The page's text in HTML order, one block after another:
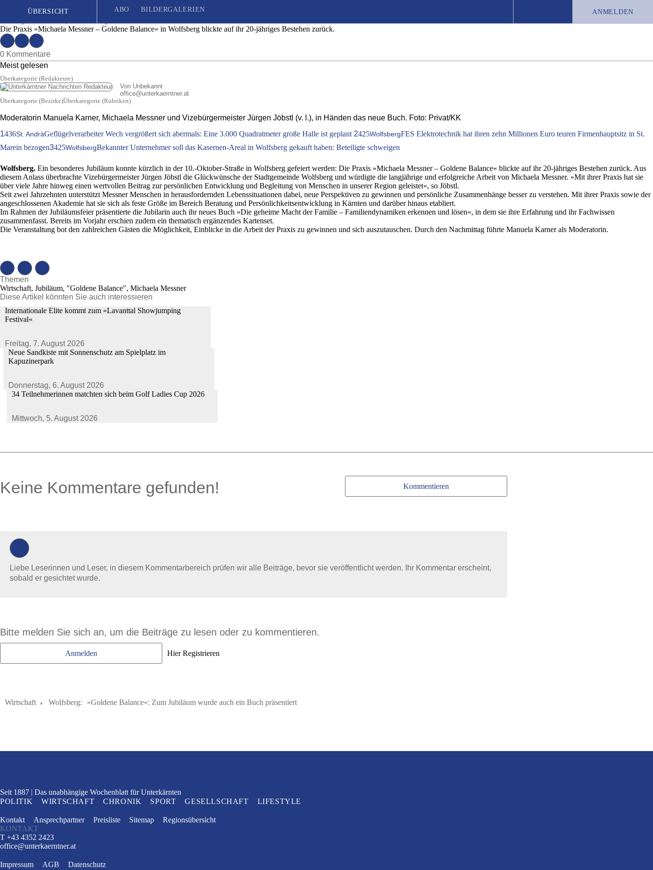
ÜBERSICHT ABO BILDERGALERIEN ANMELDEN
Seit 1887| Das unabhängige Wochenblatt für Unterkärnten
»Goldene Balance«: Zum Jubiläum wurde auch ein Buch präsentiert
Ausgabe 25 | Montag, 22. Juni 2026
Die Praxis »Michaela Messner – Goldene Balance« in Wolfsberg blickte auf ihr 20-jähriges Bestehen zurück.
0 Kommentare
Meist gelesen
Überkategorie (Redakteure)
Von Unbekannt
office@unterkaerntner.at
Überkategorie (Bezirke)Überkategorie (Rubriken)
Moderatorin Manuela Karner, Michaela Messner und Vizebürgermeister Jürgen Jöbstl (v. l.), in Händen das neue Buch. Foto: Privat/KK
1436St. AndräGeflügelverarbeiter Wech vergrößert sich abermals: Eine 3.000 Quadratmeter große Halle ist geplant 2425WolfsbergFES Elektrotechnik hat ihren zehn Millionen Euro teuren Firmenhauptsitz in St.
Marein bezogen3425WolfsbergBekannter Unternehmer soll das Kasernen-Areal in Wolfsberg gekauft haben: Beteiligte schweigen
Wolfsberg. Ein besonderes Jubiläum konnte kürzlich in der 10.-Oktober-Straße in Wolfsberg gefeiert werden: Die Praxis »Michaela Messner – Goldene Balance« blickte auf ihr 20-jähriges Bestehen zurück. Aus
diesem Anlass überbrachte Vizebürgermeister Jürgen Jöbstl die Glückwünsche der Stadtgemeinde Wolfsberg und würdigte die langjährige und erfolgreiche Arbeit von Michaela Messner. »Mit ihrer Praxis hat sie
über viele Jahre hinweg einen wertvollen Beitrag zur persönlichen Entwicklung und Begleitung von Menschen in unserer Region geleistet«, so Jöbstl.
Seit zwei Jahrzehnten unterstützt Messner Menschen in herausfordernden Lebenssituationen dabei, neue Perspektiven zu gewinnen und persönliche Zusammenhänge besser zu verstehen. Mit ihrer Praxis sowie der
angeschlossenen Akademie hat sie sich als feste Größe im Bereich Beratung und Persönlichkeitsentwicklung in Kärnten und darüber hinaus etabliert.
Im Rahmen der Jubiläumsfeier präsentierte die Jubilarin auch ihr neues Buch »Die geheime Macht der Familie – Familiendynamiken erkennen und lösen«, in dem sie ihre Erfahrung und ihr Fachwissen
zusammenfasst. Bereits im Vorjahr erschien zudem ein thematisch ergänzendes Kartenset.
Die Veranstaltung bot den zahlreichen Gästen die Möglichkeit, Einblicke in die Arbeit der Praxis zu gewinnen und sich auszutauschen. Durch den Nachmittag führte Manuela Karner als Moderatorin.
Themen
Wirtschaft, Jubiläum, "Goldene Balance", Michaela Messner
Diese Artikel könnten Sie auch interessieren
Internationale Elite kommt zum »Lavanttal Showjumping
Festival«
Freitag, 7. August 2026
Neue Sandkiste mit Sonnenschutz am Spielplatz im
Kapuzinerpark
Donnerstag, 6. August 2026
34 Teilnehmerinnen matchten sich beim Golf Ladies Cup 2026
Mittwoch, 5. August 2026
0 Kommentare Kommentieren
Keine Kommentare gefunden!
Liebe Leserinnen und Leser, in diesem Kommentarbereich prüfen wir alle Beiträge, bevor sie veröffentlicht werden. Ihr Kommentar erscheint,
sobald er gesichtet wurde.
Bitte melden Sie sich an, um die Beiträge zu lesen oder zu kommentieren.
Anmelden Hier Registrieren
Wirtschaft Wolfsberg: »Goldene Balance«: Zum Jubiläum wurde auch ein Buch präsentiert
Seit 1887 Das unabhängige Wochenblatt für Unterkärnten
POLITIK
WIRTSCHAFT CHRONIK SPORT GESELLSCHAFT LIFESTYLE
Kontakt Ansprechpartner Preisliste Sitemap
Regionsübersicht
KONTAKT
T +43 4352 2423
office@unterkaerntner.at
Impressum AGB Datenschutz